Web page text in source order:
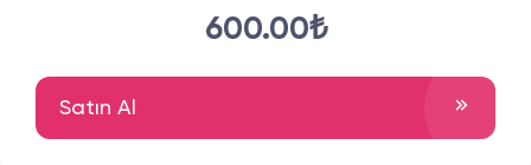
600.00₺
Satın Al